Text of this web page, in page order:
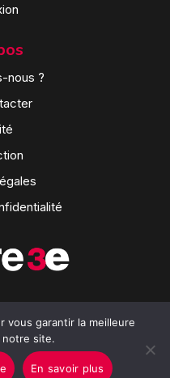
nous ?
vous garantir la meilleure
site.
En savoir plus